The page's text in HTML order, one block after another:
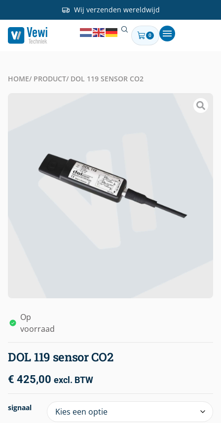
Wij verzenden wereldwijd
0
HOME/ PRODUCT/ DOL 119 SENSOR CO2
Op
voorraad
DOL 119 sensor CO2
€ 425,00 excl. BTW
signaal